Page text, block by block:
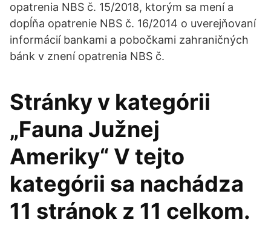
opatrenia NBS č. 15/2018, ktorým sa mení a
dopĺňa opatrenie NBS č. 16/2014 o uverejňovaní
informácií bankami a pobočkami zahraničných
bánk v znení opatrenia NBS č.
Stránky v kategórii
„Fauna Južnej
Ameriky“ V tejto
kategórii sa nachádza
11 stránok z 11 celkom.